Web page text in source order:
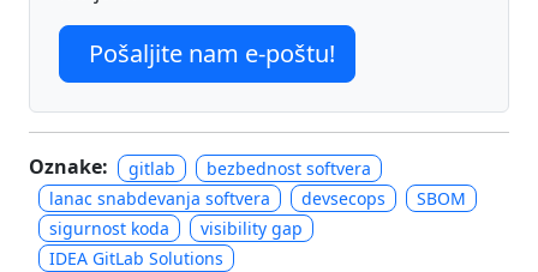
Pošaljite nam e-poštu!
Oznake: gitlab
bezbednost softvera
lanac snabdevanja softvera
devsecops
SBOM
sigurnost koda
visibility gap
IDEA GitLab Solutions